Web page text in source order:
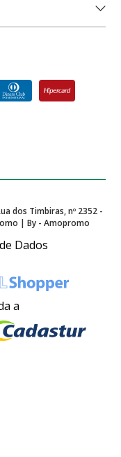
dos Timbiras, nº 2352 -
| By - Amopromo
Dados
a